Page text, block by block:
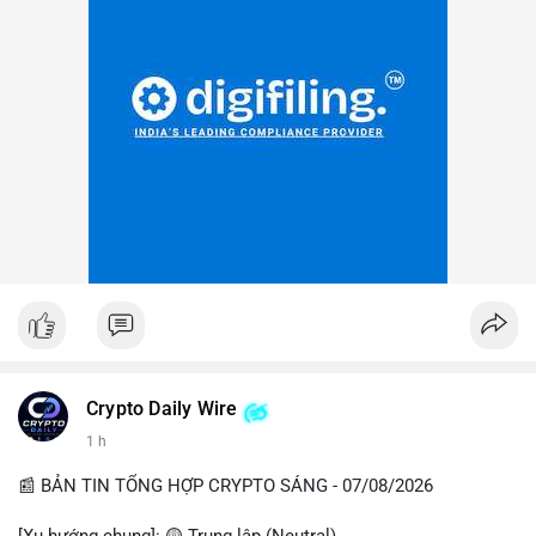
Crypto Daily Wire
1 h
📰 BẢN TIN TỔNG HỢP CRYPTO SÁNG - 07/08/2026